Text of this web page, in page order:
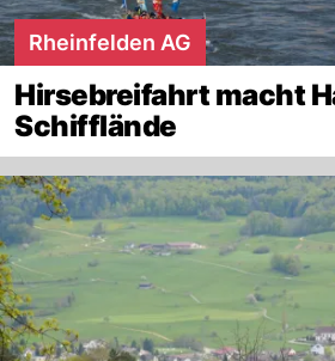
Rheinfelden AG
Hirsebreifahrt macht
Schifflände